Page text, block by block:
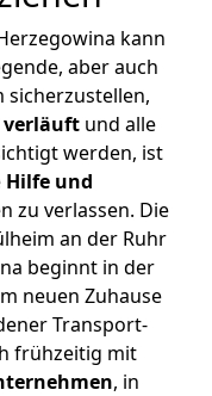
kann
aber auch
sicherzustellen,
verläuft und alle
werden, ist
Hilfe und
zu verlassen. Die
an der Ruhr
beginnt in der
neuen Zuhause
Transport-
frühzeitig mit
, in